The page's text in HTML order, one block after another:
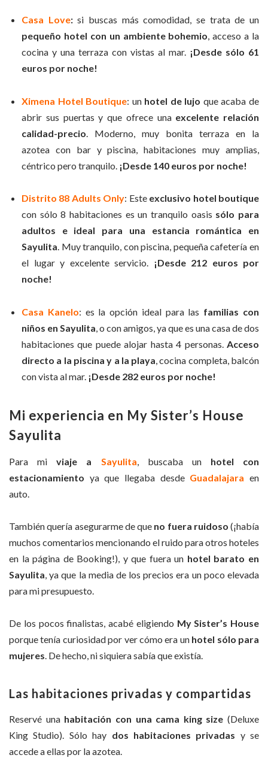
Casa Love:si buscas más comodidad, se trata de un
pequeño hotel con un ambiente bohemio, acceso a la
cocina y una terraza con vistas al mar. ¡Desde sólo 61
euros por noche!
Ximena Hotel Boutique: un hotel de lujo que acaba de
abrir sus puertas y que ofrece una excelente relación
calidad-precio . Moderno, muy bonita terraza en la
azotea con bar y piscina, habitaciones muy amplias,
céntrico pero tranquilo. ¡Desde 140 euros por noche!
Distrito 88 Adults Only: Este exclusivo hotel boutique
con sólo 8 habitaciones es un tranquilo oasis sólo para
adultos e ideal para una estancia romántica en
Sayulita. Muy tranquilo, con piscina, pequeña cafetería en
el lugar y excelente servicio. ¡Desde 212 euros por
noche!
Casa Kanelo: es la opción ideal para las familias con
niños en Sayulita , o con amigos, ya que es una casa de dos
habitaciones que puede alojar hasta 4 personas. Acceso
directo a la piscina y a la playa , cocina completa, balcón
con vista al mar. ¡Desde 282 euros por noche!
Mi experiencia en My Sister’s House
Sayulita
Para mi viaje a Sayulita , buscaba unhotel con
estacionamiento ya que llegaba desde Guadalajara en
auto.
También quería asegurarme de que no fuera ruidoso (¡había
muchos comentarios mencionando el ruido para otros hoteles
en la página de Booking!), y que fuera un hotel barato en
Sayulita, ya que la media de los precios era un poco elevada
para mi presupuesto.
De los pocos finalistas, acabé eligiendo My Sister’s House
porque tenía curiosidad por ver cómo era unhotel sólo para
mujeres. De hecho, ni siquiera sabía que existía.
Las habitaciones privadas y compartidas
Reservé una habitación con una cama king size (Deluxe
King Studio). Sólo hay dos habitaciones privadas y se
accede a ellas por la azotea.